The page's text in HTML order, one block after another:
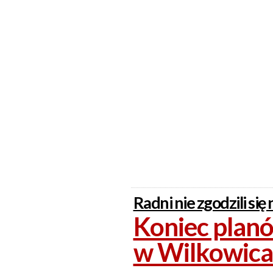
Radni nie zgodzili się
Koniec
w